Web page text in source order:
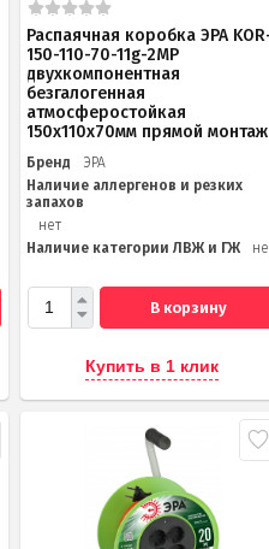
Распаячная коробка ЭРА
150-110-70-11g-2MP
двухкомпонентная
безгалогенная
атмосферостойкая
150х110х70мм прямой монтаж
Бренд
ЭРА
Наличие аллергенов и резких
запахов
нет
Наличие категории ЛВЖ и ГЖ
В корзину
Купить в 1 клик